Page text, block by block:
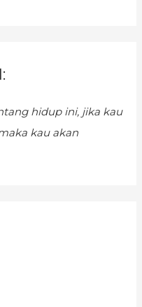
hidup ini, jika kau
kau akan